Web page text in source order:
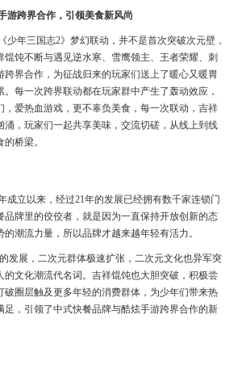
跨界合作，引领美食新风尚
年三国志2》梦幻联动，并不是首次突破次元壁，
饨不断与遇见逆水寒、雪鹰领主、王者荣耀、刺
跨界合作，为征战归来的玩家们送上了暖心又暖胃
每一次跨界联动都在玩家群中产生了轰动效应，
，爱热血游戏，更不辜负美食，每一次联动，吉祥
涌，玩家们一起共享美味，交流切磋，从线上到线
桥梁。
成立以来，经过21年的发展已经拥有数千家连锁门
品牌里的佼佼者，就是因为一直保持开放创新的态
潮流力量，所以品牌才越来越年轻有活力。
发展，二次元群体极速扩张，二次元文化也异军突
文化潮流代名词。 吉祥馄饨也大胆突破，积极尝
破圈层触及更多年轻的消费群体，为少年们带来热
足，引领了中式快餐品牌与酷炫手游跨界合作的新